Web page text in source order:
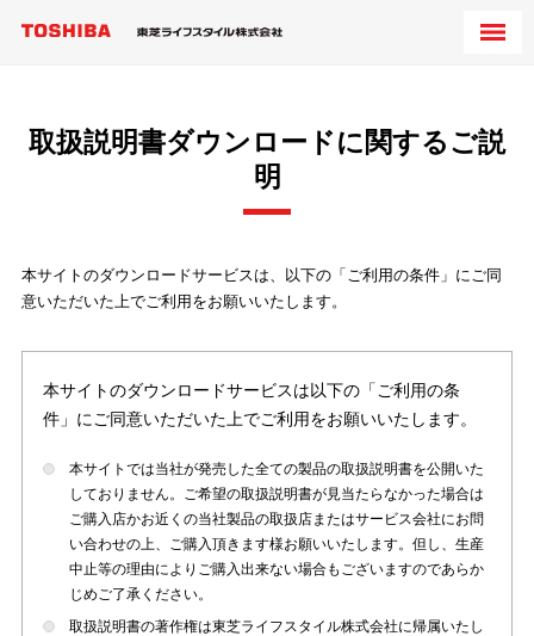
取扱説明書ダウンロードに関するご説
明
本サイトのダウンロードサービスは、以下の「ご利用の条件」にご同
意いただいた上でご利用をお願いいたします。
本サイトのダウンロードサービスは以下の「ご利用の条
件」にご同意いただいた上でご利用をお願いいたします。
本サイトでは当社が発売した全ての製品の取扱説明書を公開いた
しておりません。ご希望の取扱説明書が見当たらなかった場合は
ご購入店かお近くの当社製品の取扱店またはサービス会社にお問
い合わせの上、ご購入頂きます様お願いいたします。但し、生産
中止等の理由によりご購入出来ない場合もございますのであらか
じめご了承ください。
取扱説明書の著作権は東芝ライフスタイル株式会社に帰属いたし